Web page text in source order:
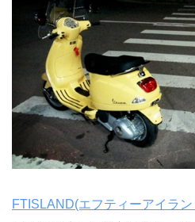
FTISLAND(エフティーアイラン